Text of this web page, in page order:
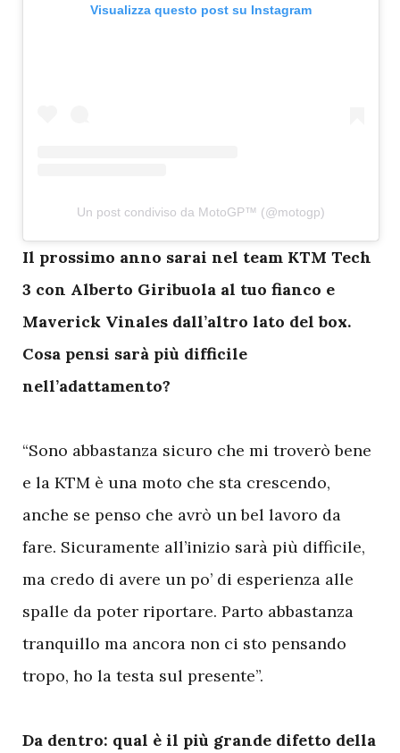
Visualizza questo post su Instagram
Un post condiviso da MotoGP™ (@motogp)
Il prossimo anno sarai nel team KTM Tech
3 con Alberto Giribuola al tuo fianco e
Maverick Vinales dall’altro lato del box.
Cosa pensi sarà più difficile
nell’adattamento?
“Sono abbastanza sicuro che mi troverò bene
e la KTM è una moto che sta crescendo,
anche se penso che avrò un bel lavoro da
fare. Sicuramente all’inizio sarà più difficile,
ma credo di avere un po’ di esperienza alle
spalle da poter riportare. Parto abbastanza
tranquillo ma ancora non ci sto pensando
tropo, ho la testa sul presente”.
Da dentro: qual è il più grande difetto della